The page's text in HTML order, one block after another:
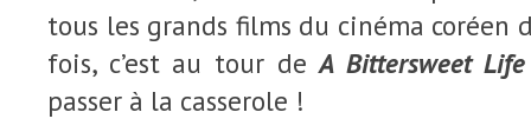
tous les grands films du cinéma coréen
fois, c’est au tour deA Bittersweet Life
passer à la casserole !